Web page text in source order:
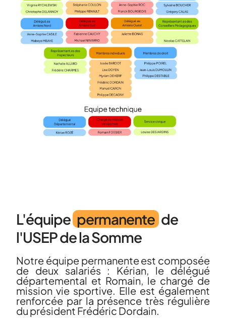
L'équipe permanente de
l'USEP de la Somme
Notre équipe permanente est composée
de deux salariés : Kérian, le délégué
départemental et Romain, le chargé de
mission vie sportive. Elle est également
renforcée par la présence très régulière
du président Frédéric Dordain.